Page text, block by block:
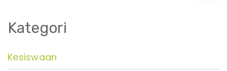
Kategori
Kesiswaan